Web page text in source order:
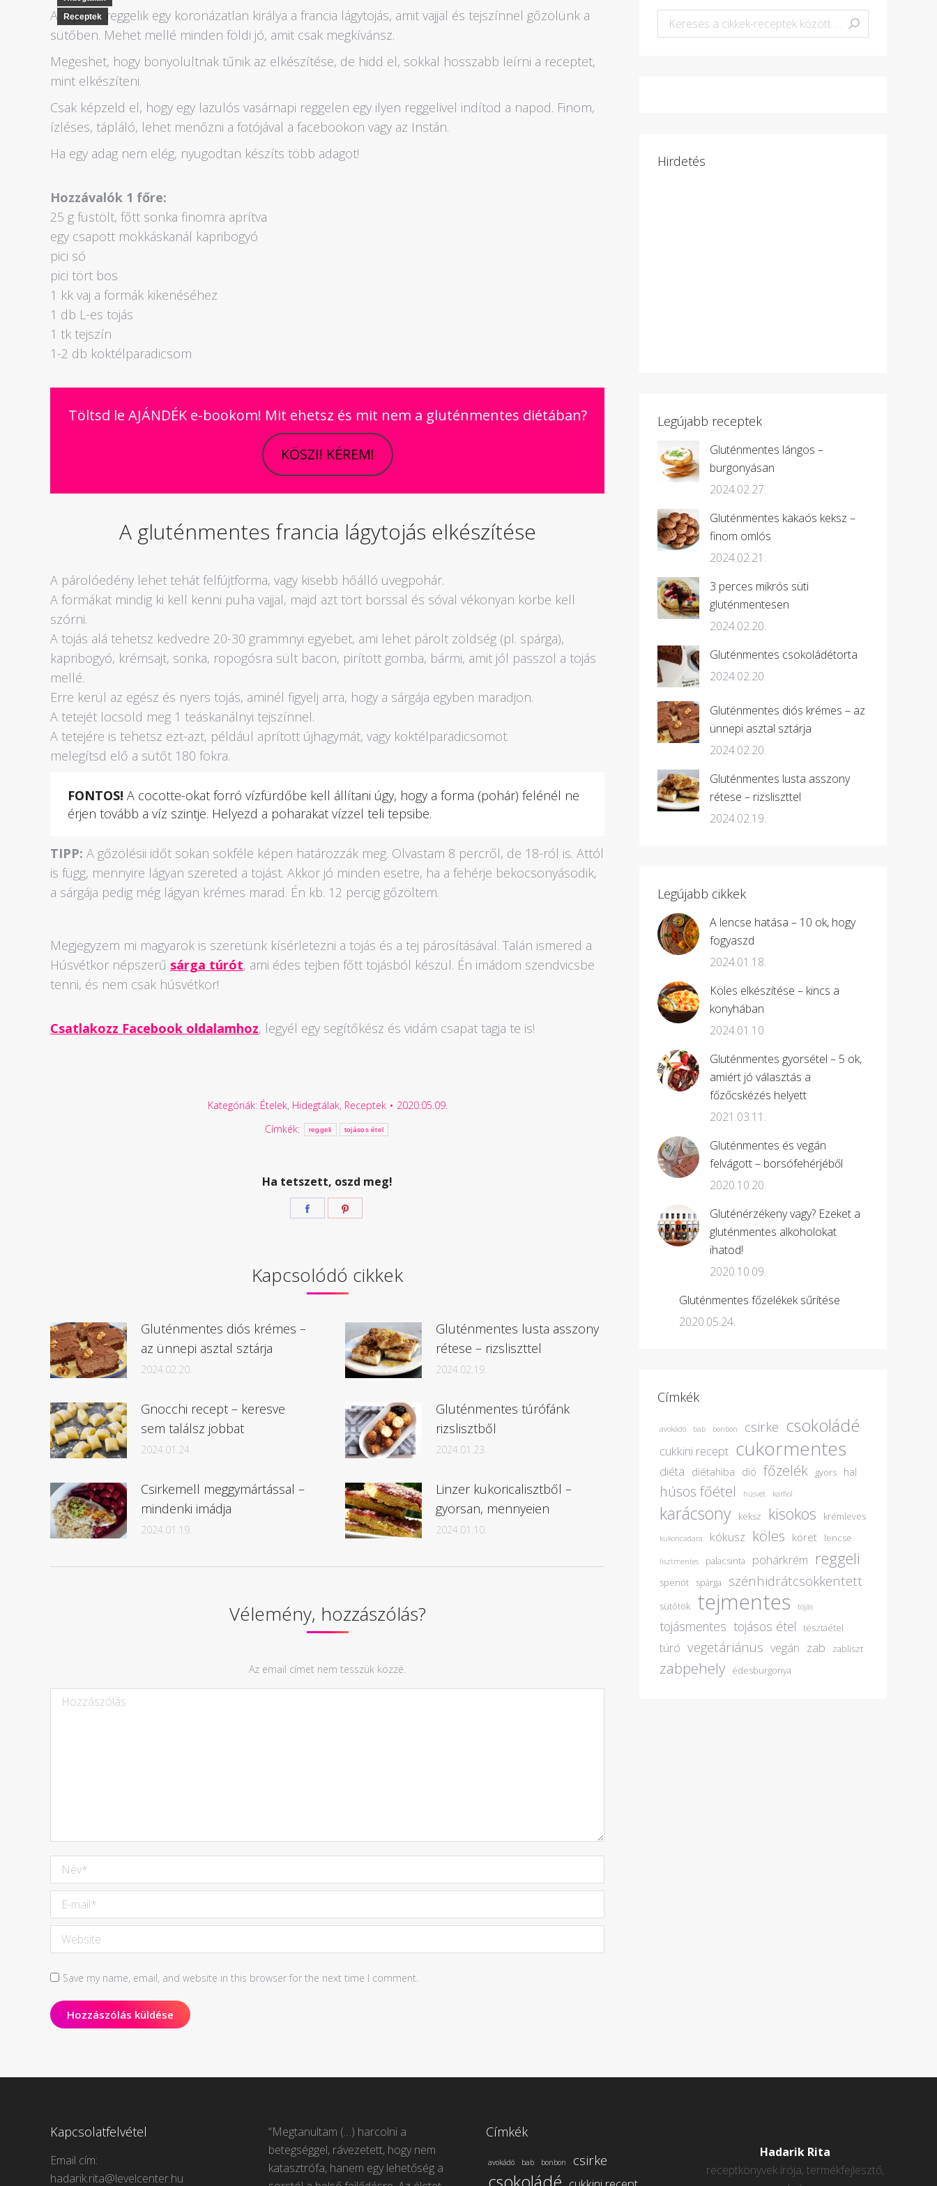
Receptek
A tojásos reggelik egy koronázatlan királya a francia lágytojás, amit vajjal és tejszínnel gőzölünk a
sütőben. Mehet mellé minden földi jó, amit csak megkívánsz.
Megeshet, hogy bonyolultnak tűnik az elkészítése, de hidd el, sokkal hosszabb leírni a receptet,
mint elkészíteni.
Csak képzeld el, hogy egy lazulós vasárnapi reggelen egy ilyen reggelivel indítod a napod. Finom,
ízléses, tápláló, lehet menőzni a fotójával a facebookon vagy az Instán.
Ha egy adag nem elég, nyugodtan készíts több adagot!
Hozzávalók 1 főre:
25 g füstölt, főtt sonka finomra aprítva
egy csapott mokkáskanál kapribogyó
pici só
pici tört bos
1 kk vaj a formák kikenéséhez
1 db L-es tojás
1 tk tejszín
1-2 db koktélparadicsom
Töltsd le AJÁNDÉK e-bookom! Mit ehetsz és mit nem a gluténmentes diétában?
KÖSZI! KÉREM!
A gluténmentes francia lágytojás elkészítése
A párolóedény lehet tehát felfújtforma, vagy kisebb hőálló üvegpohár.
A formákat mindig ki kell kenni puha vajjal, majd azt tört borssal és sóval vékonyan körbe kell
szórni.
A tojás alá tehetsz kedvedre 20-30 grammnyi egyebet, ami lehet párolt zöldség (pl. spárga),
kapribogyó, krémsajt, sonka, ropogósra sült bacon, pirított gomba, bármi, amit jól passzol a tojás
mellé.
Erre kerül az egész és nyers tojás, aminél figyelj arra, hogy a sárgája egyben maradjon.
A tetejét locsold meg 1 teáskanálnyi tejszínnel.
A tetejére is tehetsz ezt-azt, például aprított újhagymát, vagy koktélparadicsomot.
melegítsd elő a sütőt 180 fokra.
FONTOS! A cocotte-okat forró vízfürdőbe kell állítani úgy, hogy a forma (pohár) felénél ne
érjen tovább a víz szintje. Helyezd a poharakat vízzel teli tepsibe.
TIPP: A gőzölésii időt sokan sokféle képen határozzák meg. Olvastam 8 percről, de 18-ról is. Attól
is függ, mennyire lágyan szereted a tojást. Akkor jó minden esetre, ha a fehérje bekocsonyásodik,
a sárgája pedig még lágyan krémes marad. Én kb. 12 percig gőzöltem.
Megjegyzem mi magyarok is szeretünk kísérletezni a tojás és a tej párosításával. Talán ismered a
Húsvétkor népszerű sárga túrót, ami édes tejben főtt tojásból készül. Én imádom szendvicsbe
tenni, és nem csak húsvétkor!
Csatlakozz Facebook oldalamhoz, legyél egy segítőkész és vidám csapat tagja te is!
Kategóriák: Ételek, Hidegtálak, Receptek
2020.05.09.
Címkék:
reggeli tojásos étel
Ha tetszett, oszd meg!
Megosztás
Kapcsolódó cikkek
Gluténmentes diós krémes –
az ünnepi asztal sztárja
2024.02.20.
Gluténmentes lusta asszony
rétese – rizsliszttel
2024.02.19.
Gnocchi recept – keresve
sem találsz jobbat
2024.01.24.
Gluténmentes túrófánk
rizslisztből
2024.01.23.
Csirkemell meggymártással –
mindenki imádja
2024.01.19.
Linzer kukoricalisztből –
gyorsan, mennyeien
2024.01.10.
Vélemény, hozzászólás?
Az email címet nem tesszük közzé.
Hozzászólás
Név *
E-mail *
Website
Save my name, email, and website in this browser for the next time I comment.
Hozzászólás küldése
Keresés:
Hirdetés
Legújabb receptek
Gluténmentes lángos –
burgonyásan
2024.02.27.
Gluténmentes kakaós keksz –
finom omlós
2024.02.21.
3 perces mikrós süti
gluténmentesen
2024.02.20.
Gluténmentes csokoládétorta
2024.02.20.
Gluténmentes diós krémes – az
ünnepi asztal sztárja
2024.02.20.
Gluténmentes lusta asszony
rétese – rizsliszttel
2024.02.19.
Legújabb cikkek
A lencse hatása – 10 ok, hogy
fogyaszd
2024.01.18.
Köles elkészítése – kincs a
konyhában
2024.01.10.
Gluténmentes gyorsétel – 5 ok,
amiért jó választás a
főzőcskézés helyett
2021.03.11.
Gluténmentes és vegán
felvágott – borsófehérjéből
2020.10.20.
Gluténérzékeny vagy? Ezeket a
gluténmentes alkoholokat
ihatod!
2020.10.09.
Gluténmentes főzelékek sűrítése
2020.05.24.
Címkék
avokádó bab bonbon csirke csokoládé
cukkini recept cukormentes
diéta diétahiba dió főzelék gyors hal
húsos főétel húsvét karfiol
karácsony keksz kisokos krémleves
kukoricadara kókusz köles köret lencse
lisztmentes palacsinta pohárkrém reggeli
spenót spárga szénhidrátcsökkentett
sütőtök tejmentes tojás
tojásmentes tojásos étel tésztaétel
túró vegetáriánus vegán zab zabliszt
zabpehely édesburgonya
Kapcsolatfelvétel
Email cím:
hadarik.rita@levelcenter.hu
“Megtanultam (…) harcolni a
betegséggel, rávezetett, hogy nem
katasztrófa, hanem egy lehetőség a
Címkék
avokádó bab bonbon csirke
Hadarik Rita
receptkönyvek írója, termékfejlesztő,